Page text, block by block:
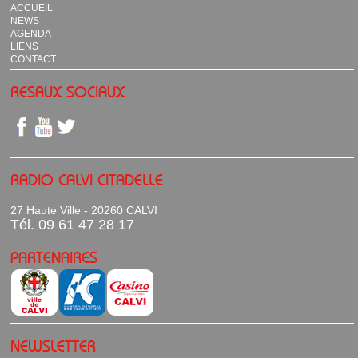
ACCUEIL
NEWS
AGENDA
LIENS
CONTACT
RESAUX SOCIAUX
RADIO CALVI CITADELLE
27 Haute Ville - 20260 CALVI
Tél. 09 61 47 28 17
PARTENAIRES
NEWSLETTER